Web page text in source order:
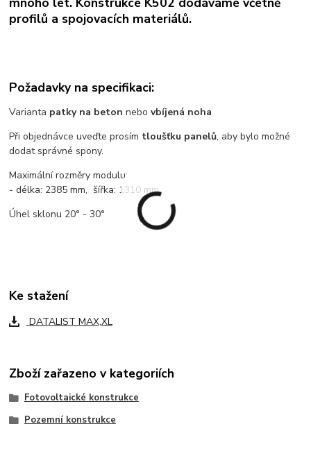
profilů a spojovacích materiálů.
Požadavky na specifikaci:
Varianta patky na beton nebovbíjená noha
Při objednávce uveďte prosím tloušťku panelů, aby bylo možné
dodat správné spony.
Maximální rozměry modulu:
- délka: 2385 mm, šířka: 1310 mm
Úhel sklonu 20° - 30°
Ke stažení
DATALIST MAX,XL
Zboží zařazeno v kategoriích
Fotovoltaické konstrukce
Pozemní konstrukce